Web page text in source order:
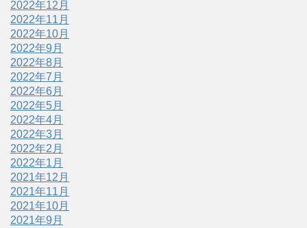
2022年12月
2022年11月
2022年10月
2022年9月
2022年8月
2022年7月
2022年6月
2022年5月
2022年4月
2022年3月
2022年2月
2022年1月
2021年12月
2021年11月
2021年10月
2021年9月